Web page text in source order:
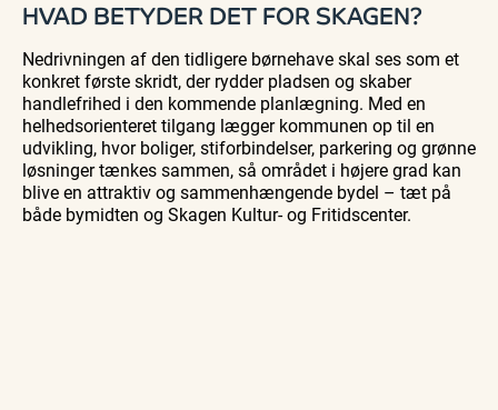
HVAD BETYDER DET FOR SKAGEN?
Nedrivningen af den tidligere børnehave skal ses som et
konkret første skridt, der rydder pladsen og skaber
handlefrihed i den kommende planlægning. Med en
helhedsorienteret tilgang lægger kommunen op til en
udvikling, hvor boliger, stiforbindelser, parkering og grønne
løsninger tænkes sammen, så området i højere grad kan
blive en attraktiv og sammenhængende bydel – tæt på
både bymidten og Skagen Kultur- og Fritidscenter.